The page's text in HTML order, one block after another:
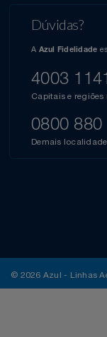
Dúvidas?
A Azul Fidelidade
4003
Capitais e
0800 880
Demais
© 2026 Azul - Linhas